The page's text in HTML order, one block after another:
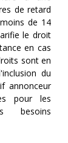
de retard
de 14
le droit
en cas
sont en
du
annonceur
pour les
besoins